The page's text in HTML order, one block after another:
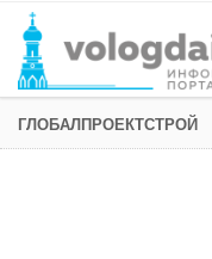
ГЛОБАЛПРОЕКТСТРОЙ